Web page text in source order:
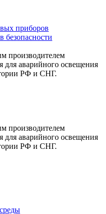
приборов
безопасности
производителем
для аварийного освещения
РФ и СНГ.
производителем
для аварийного освещения
РФ и СНГ.